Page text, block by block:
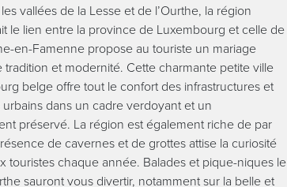
vallées de la Lesse et de l’Ourthe, la région
le lien entre la province de Luxembourg et celle de
en-Famenne propose au touriste un mariage
tradition et modernité. Cette charmante petite ville
belge offre tout le confort des infrastructures et
dans un cadre verdoyant et un
préservé. La région est également riche de par
de cavernes et de grottes attise la curiosité
touristes chaque année. Balades et pique-niques le
sauront vous divertir, notamment sur la belle et